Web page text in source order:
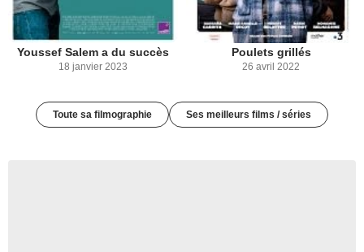
Youssef Salem a du succès
18 janvier 2023
Poulets grillés
26 avril 2022
Toute sa filmographie Ses meilleurs films / séries